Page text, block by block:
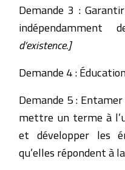
Demande 3 :
d’existence.]
Demande 4 :
Demande 5 :
mettre un terme à
et développer les
qu’elles répondent à